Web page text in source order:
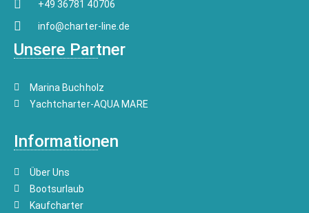
+49 36781 40706
info@charter-line.de
Unsere Partner
Marina Buchholz
Yachtcharter-AQUA MARE
Informationen
Über Uns
Bootsurlaub
Kaufcharter